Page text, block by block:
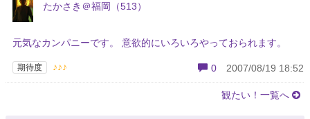
たかさき＠福岡（513）
元気なカンパニーです。 意欲的にいろいろやっておられます。
期待度 ♪♪♪ 0 2007/08/19 18:52
観たい！一覧へ